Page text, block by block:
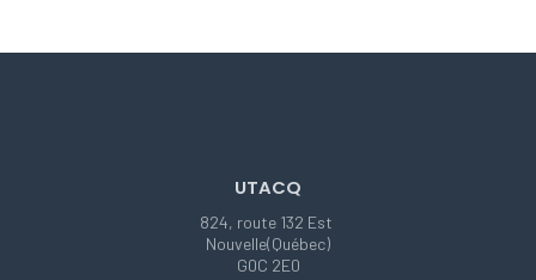
UTACQ
824, route 132 Est
Nouvelle(Québec)
G0C 2E0